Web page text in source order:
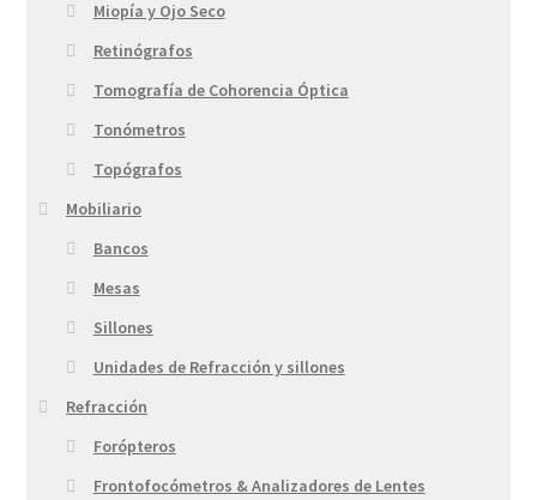
Miopía y Ojo Seco
Retinógrafos
Tomografía de Cohorencia Óptica
Tonómetros
Topógrafos
Mobiliario
Bancos
Mesas
Sillones
Unidades de Refracción y sillones
Refracción
Forópteros
Frontofocómetros & Analizadores de Lentes